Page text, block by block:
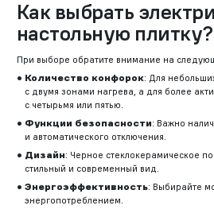
Как выбрать
настольную плитку?
При выборе обратите внимание на
Количество конфорок: Для
с двумя зонами нагрева, а для более
с четырьмя или пятью.
Функции безопасности: Важно
и автоматического отключения.
Дизайн: Черное стеклокерамическое
стильный и современный вид.
Энергоэффективность: Выбирайте
энергопотреблением.